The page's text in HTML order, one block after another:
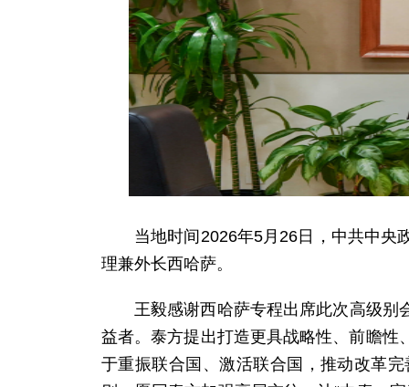
当地时间2026年5月26日，中共中央
理兼外长西哈萨。
王毅感谢西哈萨专程出席此次高级别
益者。泰方提出打造更具战略性、前瞻性
于重振联合国、激活联合国，推动改革